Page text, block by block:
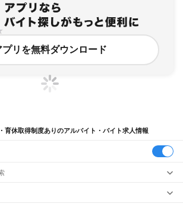
プリを無料ダウンロード
育休取得制度ありのアルバイト・バイト求人情報